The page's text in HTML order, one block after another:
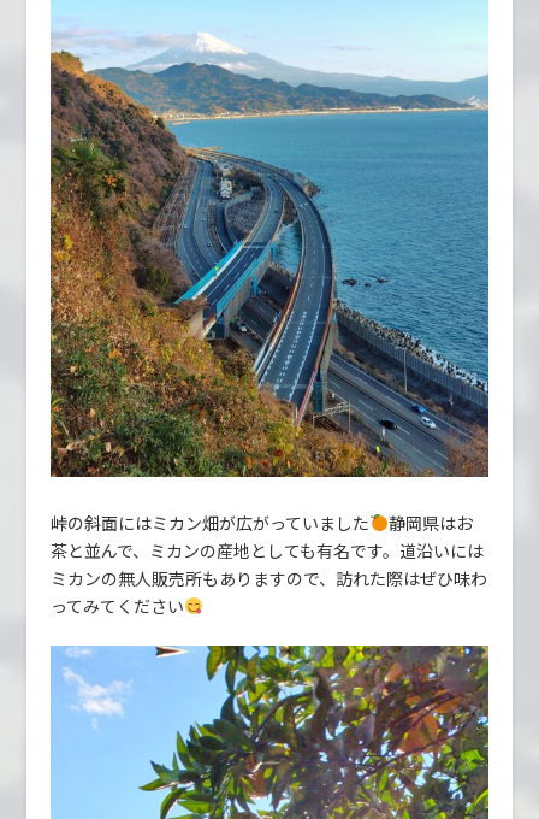
峠の斜面にはミカン畑が広がっていました
静岡県はお
茶と並んで、ミカンの産地としても有名です。道沿いには
ミカンの無人販売所もありますので、訪れた際はぜひ味わ
ってみてください